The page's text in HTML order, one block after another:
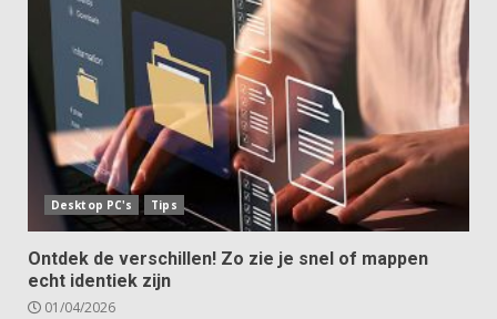
Desktop PC's Tips
Ontdek de verschillen! Zo zie je snel of mappen
echt identiek zijn
01/04/2026